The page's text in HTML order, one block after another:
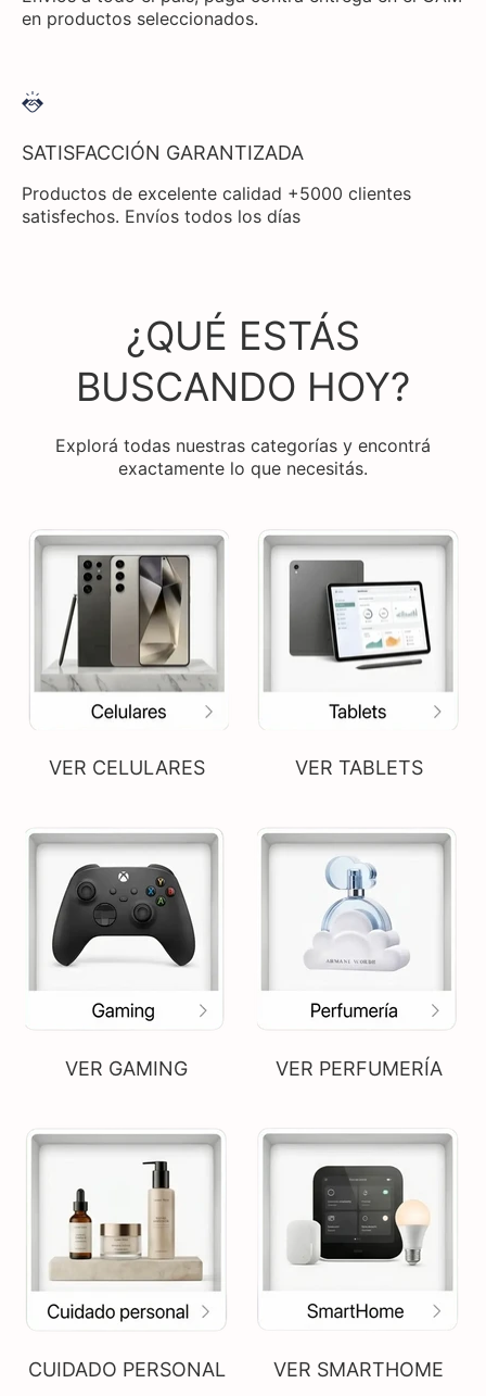
en productos seleccionados.
SATISFACCIÓN GARANTIZADA
Productos de excelente calidad +5000 clientes
satisfechos. Envíos todos los días
¿QUÉ ESTÁS
BUSCANDO HOY?
Explorá todas nuestras categorías y encontrá
exactamente lo que necesitás.
VER CELULARES VER TABLETS
VER GAMING VER PERFUMERÍA
CUIDADO PERSONAL VER SMARTHOME